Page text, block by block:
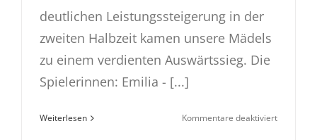
deutlichen Leistungssteigerung in der
zweiten Halbzeit kamen unsere Mädels
zu einem verdienten Auswärtssieg. Die
Spielerinnen: Emilia - [...]
Weiterlesen Kommentare deaktiviertfür